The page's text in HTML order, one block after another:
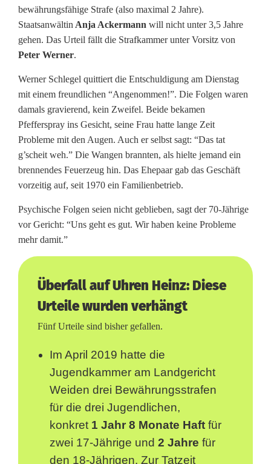
r
s
t
e
h
t
v
o
G
e
r
bewährungsfähige Strafe (also maximal 2 Jahre).
Staatsanwältin Anja Ackermann will nicht unter 3,5 Jahre
gehen. Das Urteil fällt die Strafkammer unter Vorsitz von
Peter Werner.
Werner Schlegel quittiert die Entschuldigung am Dienstag
mit einem freundlichen “Angenommen!”. Die Folgen waren
damals gravierend, kein Zweifel. Beide bekamen
Pfefferspray ins Gesicht, seine Frau hatte lange Zeit
Probleme mit den Augen. Auch er selbst sagt: “Das tat
g’scheit weh.” Die Wangen brannten, als hielte jemand ein
brennendes Feuerzeug hin. Das Ehepaar gab das Geschäft
vorzeitig auf, seit 1970 ein Familienbetrieb.
Psychische Folgen seien nicht geblieben, sagt der 70-Jährige
vor Gericht: “Uns geht es gut. Wir haben keine Probleme
mehr damit.”
Überfall auf Uhren Heinz: Diese
Urteile wurden verhängt
Fünf Urteile sind bisher gefallen.
Im April 2019 hatte die
Jugendkammer am Landgericht
Weiden drei Bewährungsstrafen
für die drei Jugendlichen,
konkret 1 Jahr 8 Monate Haft für
zwei 17-Jährige und 2 Jahre für
den 18-Jährigen. Zur Tatzeit